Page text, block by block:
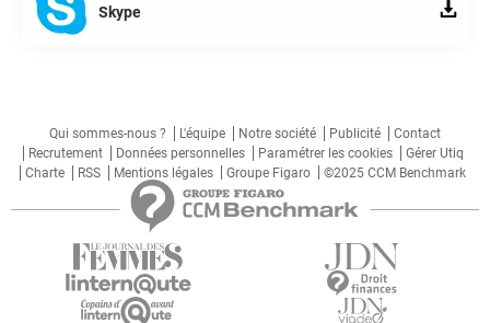
Skype
Qui sommes-nous ? L'équipe Notre société Publicité
Contact
Recrutement
Données personnelles Paramétrer les cookies
Gérer Utiq
Charte
RSS Mentions légales Groupe Figaro ©2025 CCM Benchmark